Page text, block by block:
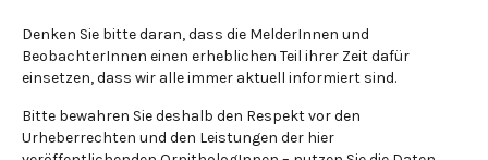
Denken Sie bitte daran, dass die MelderInnen und
BeobachterInnen einen erheblichen Teil ihrer Zeit dafür
einsetzen, dass wir alle immer aktuell informiert sind.
Bitte bewahren Sie deshalb den Respekt vor den
Urheberrechten und den Leistungen der hier